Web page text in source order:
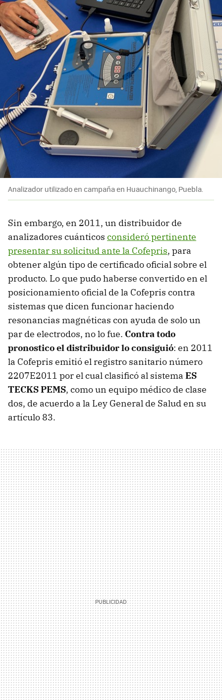
Analizador utilizado en campaña en Huauchinango, Puebla.
Sin embargo, en 2011, un distribuidor de
analizadores cuánticos consideró pertinente
presentar su solicitud ante la Cofepris, para
obtener algún tipo de certificado oficial sobre el
producto. Lo que pudo haberse convertido en el
posicionamiento oficial de la Cofepris contra
sistemas que dicen funcionar haciendo
resonancias magnéticas con ayuda de solo un
par de electrodos, no lo fue. Contra todo
pronostico el distribuidor lo consiguió: en 2011
la Cofepris emitió el registro sanitario número
2207E2011 por el cual clasificó al sistema ES
TECKS PEMS, como un equipo médico de clase
dos, de acuerdo a la Ley General de Salud en su
artículo 83.